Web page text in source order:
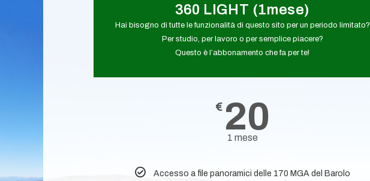
360 LIGHT (1mese)
Hai bisogno di tutte le funzionalità di questo sito per un periodo limitato?
Per studio, per lavoro o per semplice piacere?
Questo è l’abbonamento che fa per te!
€ 20
1 mese
Accesso a file panoramici delle 170 MGA del Barolo